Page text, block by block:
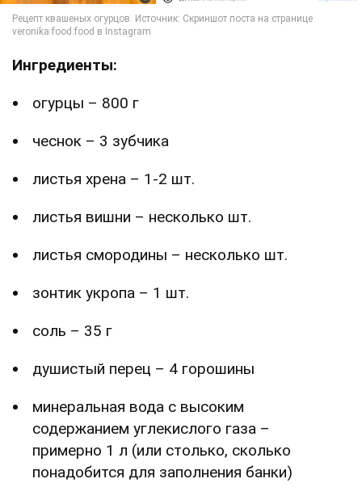
Ингредиенты:
огурцы – 800 г
чеснок – 3 зубчика
листья хрена – 1-2 шт.
листья вишни – несколько шт.
листья смородины – несколько шт.
зонтик укропа – 1 шт.
соль – 35 г
душистый перец – 4 горошины
минеральная вода с высоким
содержанием углекислого газа –
примерно 1 л (или столько, сколько
понадобится для заполнения банки)